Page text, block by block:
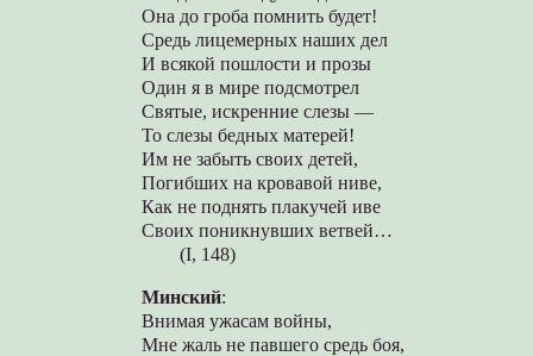
Она до гроба помнить будет!
Средь лицемерных наших дел
И всякой пошлости и прозы
Один я в мире подсмотрел
Святые, искренние слезы —
То слезы бедных матерей!
Им не забыть своих детей,
Погибших на кровавой ниве,
Как не поднять плакучей иве
Своих поникнувших ветвей…
(I, 148)
Минский:
Внимая ужасам войны,
Мне жаль не павшего средь боя,